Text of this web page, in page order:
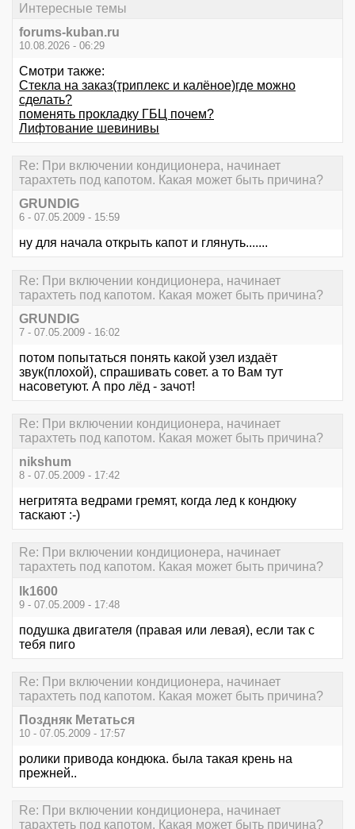
Интересные темы
forums-kuban.ru
10.08.2026 - 06:29
Смотри также:
Стекла на заказ(триплекс и калёное)где можно
сделать?
поменять прокладку ГБЦ почем?
Лифтование шевинивы
Re: При включении кондиционера, начинает
тарахтеть под капотом. Какая может быть причина?
GRUNDIG
6 - 07.05.2009 - 15:59
ну для начала открыть капот и глянуть.......
Re: При включении кондиционера, начинает
тарахтеть под капотом. Какая может быть причина?
GRUNDIG
7 - 07.05.2009 - 16:02
потом попытаться понять какой узел издаёт
звук(плохой), спрашивать совет. а то Вам тут
насоветуют. А про лёд - зачот!
Re: При включении кондиционера, начинает
тарахтеть под капотом. Какая может быть причина?
nikshum
8 - 07.05.2009 - 17:42
негритята ведрами гремят, когда лед к кондюку
таскают :-)
Re: При включении кондиционера, начинает
тарахтеть под капотом. Какая может быть причина?
lk1600
9 - 07.05.2009 - 17:48
подушка двигателя (правая или левая), если так с
тебя пиго
Re: При включении кондиционера, начинает
тарахтеть под капотом. Какая может быть причина?
Поздняк Метаться
10 - 07.05.2009 - 17:57
ролики привода кондюка. была такая крень на
прежней..
Re: При включении кондиционера, начинает
тарахтеть под капотом. Какая может быть причина?